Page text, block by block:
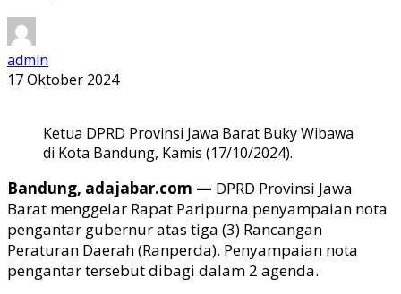
admin
17 Oktober 2024
Ketua DPRD Provinsi Jawa Barat Buky Wibawa
di Kota Bandung, Kamis (17/10/2024).
Bandung, adajabar.com — DPRD Provinsi Jawa
Barat menggelar Rapat Paripurna penyampaian nota
pengantar gubernur atas tiga (3) Rancangan
Peraturan Daerah (Ranperda). Penyampaian nota
pengantar tersebut dibagi dalam 2 agenda.